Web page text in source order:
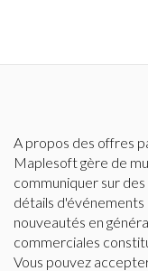
A propos des offres
Maplesoft gère de
communiquer sur
détails d'événements
nouveautés en
commerciales
Vous pouvez